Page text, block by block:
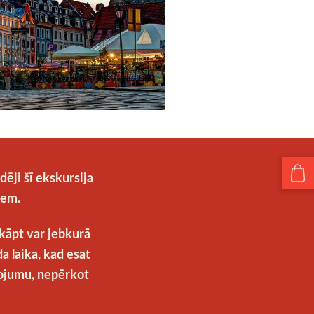
šī ekskursija
var jebkurā
laika, kad esat
nepērkot